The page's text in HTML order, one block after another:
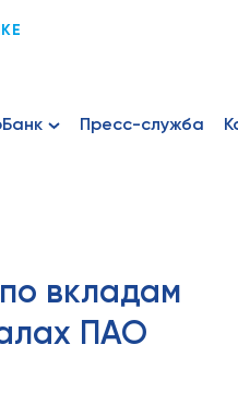
Пресс-служба
вкладам
ПАО